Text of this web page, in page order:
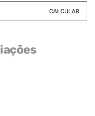
CALCULAR